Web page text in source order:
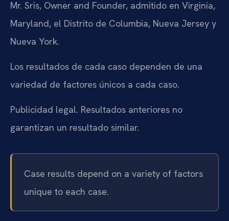
Mr. Sris, Owner and Founder, admitido en Virginia,
Maryland, el Distrito de Columbia, Nueva Jersey y
Nueva York.
Los resultados de cada caso dependen de una
variedad de factores únicos a cada caso.
Publicidad legal. Resultados anteriores no
garantizan un resultado similar.
Case results depend on a variety of factors
unique to each case.